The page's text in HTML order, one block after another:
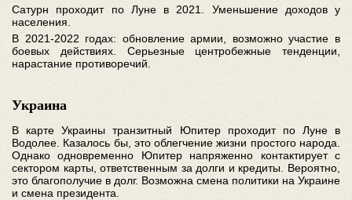
Сатурн проходит по Луне в 2021. Уменьшение доходов у
населения.
В 2021-2022 годах: обновление армии, возможно участие в
боевых действиях. Серьезные центробежные тенденции,
нарастание противоречий.
Украина
В карте Украины транзитный Юпитер проходит по Луне в
Водолее. Казалось бы, это облегчение жизни простого народа.
Однако одновременно Юпитер напряженно контактирует с
сектором карты, ответственным за долги и кредиты. Вероятно,
это благополучие в долг. Возможна смена политики на Украине
и смена президента.